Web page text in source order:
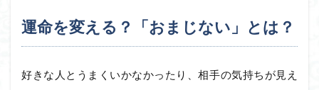
運命を変える？「おまじない」とは？
好きな人とうまくいかなかったり、相手の気持ちが見え